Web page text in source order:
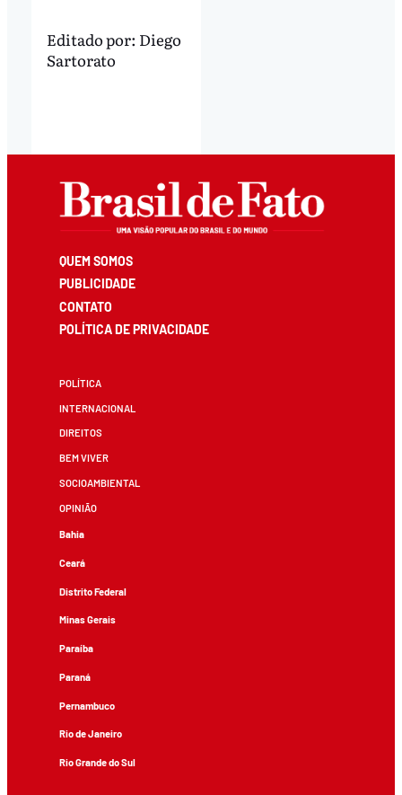
Editado por: Diego
Sartorato
QUEM SOMOS
PUBLICIDADE
CONTATO
POLÍTICA DE PRIVACIDADE
POLÍTICA
INTERNACIONAL
DIREITOS
BEM VIVER
SOCIOAMBIENTAL
OPINIÃO
Bahia
Ceará
Distrito Federal
Minas Gerais
Paraíba
Paraná
Pernambuco
Rio de Janeiro
Rio Grande do Sul